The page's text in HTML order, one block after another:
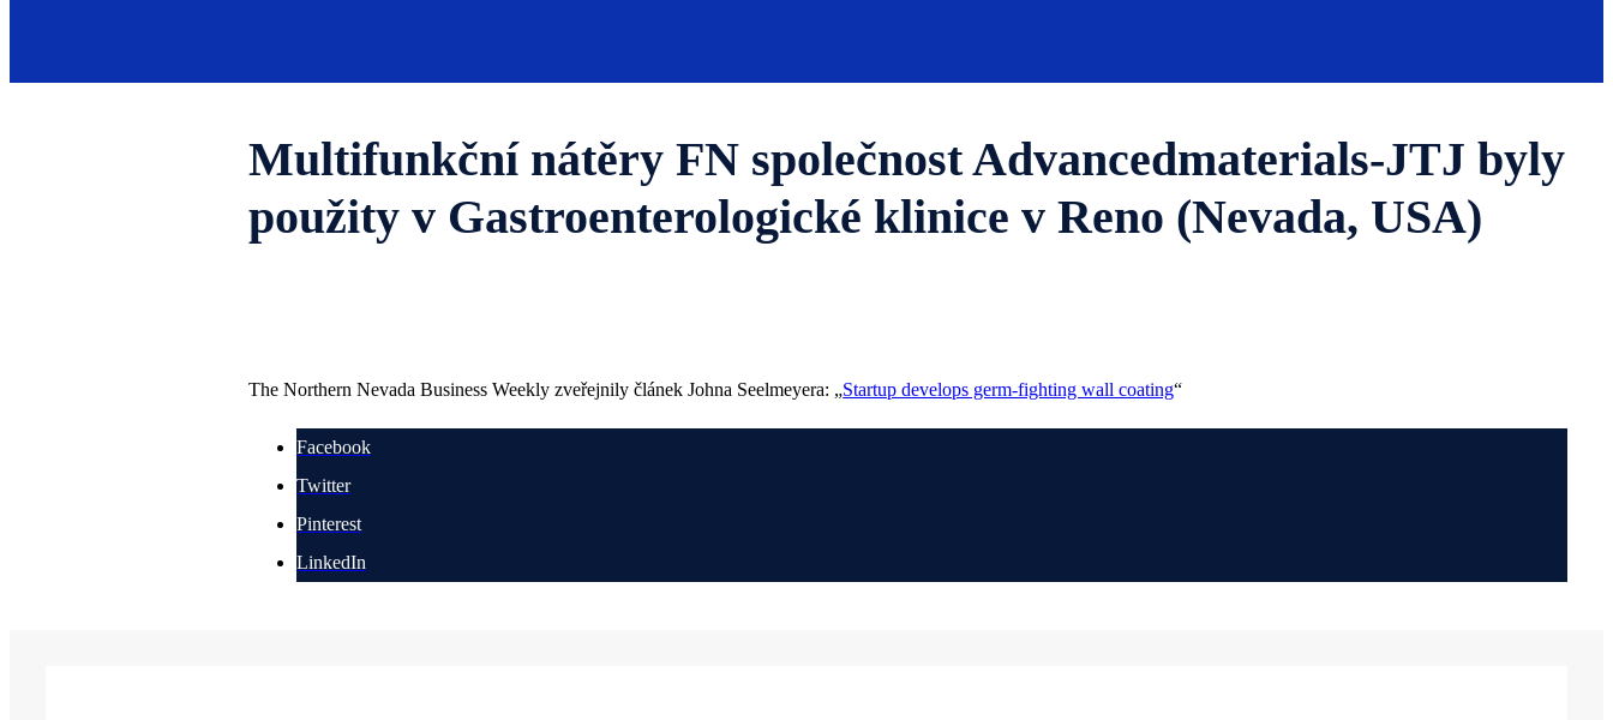
Multifunkční nátěry FN společnost Advancedmaterials-JTJ byly
použity v Gastroenterologické klinice v Reno (Nevada, USA)
The Northern Nevada Business Weekly zveřejnily článek Johna Seelmeyera: „Startup develops germ-fighting wall coating“
Facebook
Twitter
Pinterest
LinkedIn